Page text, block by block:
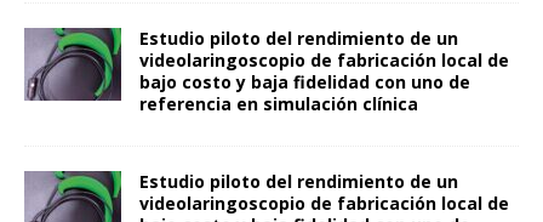
Estudio piloto del rendimiento de un
videolaringoscopio de fabricación local de
bajo costo y baja fidelidad con uno de
referencia en simulación clínica
Estudio piloto del rendimiento de un
videolaringoscopio de fabricación local de